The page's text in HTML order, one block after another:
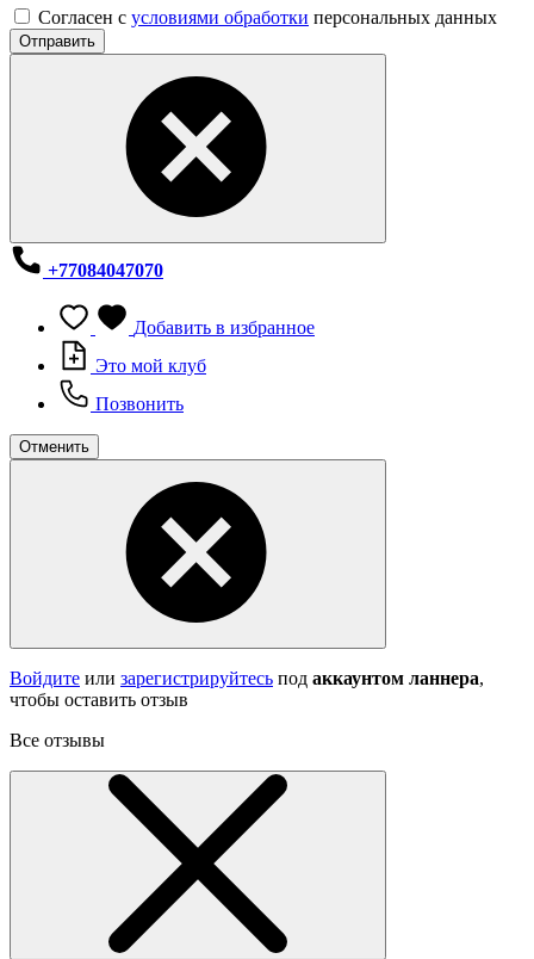
Согласен с условиями обработки персональных данных
Отправить
+77084047070
Добавить в избранное
Это мой клуб
Позвонить
Отменить
Войдите или зарегистрируйтесь под аккаунтом ланнера,
чтобы оставить отзыв
Все отзывы